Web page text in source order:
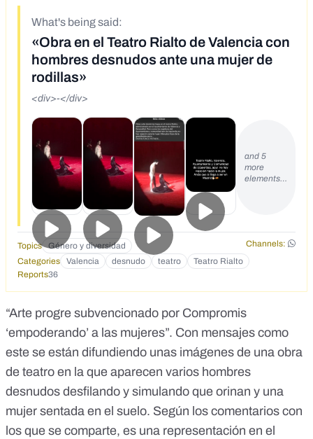
What's being said:
«Obra en el Teatro Rialto de Valencia con
hombres desnudos ante una mujer de
rodillas»
<div>-</div>
and 5
more
elements…
Topics Género y diversidad
Channels:
Categories
Valencia desnudo teatro
Teatro Rialto
Reports36
“Arte progre subvencionado por Compromis
‘empoderando’ a las mujeres”. Con mensajes como
este se están difundiendo unas imágenes de una obra
de teatro en la que aparecen varios hombres
desnudos desfilando y simulando que orinan y una
mujer sentada en el suelo. Según los comentarios con
los que se comparte, es una representación en el